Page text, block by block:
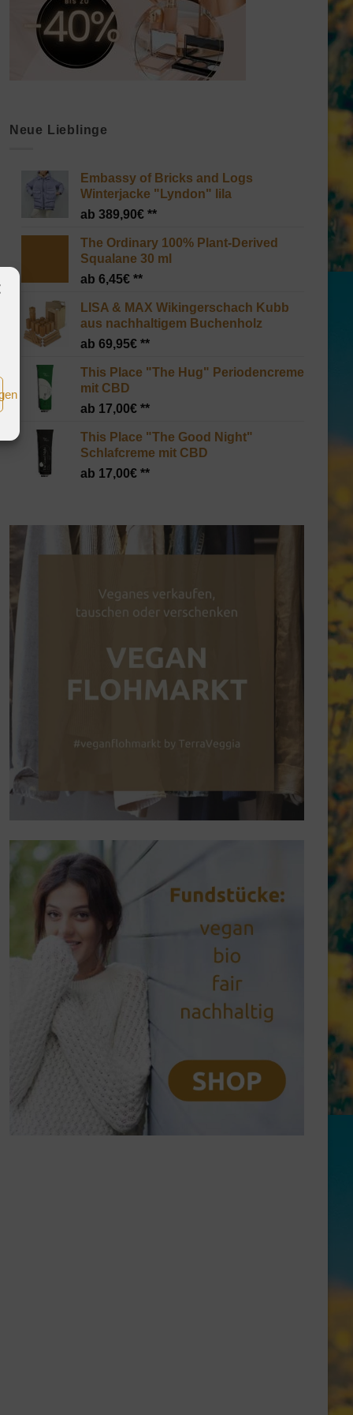
Neue Lieblinge
Embassy of Bricks and Logs
Winterjacke "Lyndon" lila
389,90€
The Ordinary 100% Plant-Derived
Squalane 30 ml
6,45€
LISA & MAX Wikingerschach Kubb
aus nachhaltigem Buchenholz
69,95€
This Place "The Hug" Periodencreme
mit CBD
17,00€
This Place "The Good Night"
Schlafcreme mit CBD
17,00€